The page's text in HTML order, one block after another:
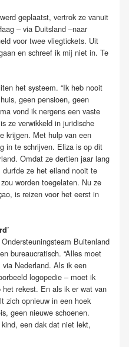
geplaatst, vertrok ze vanuit
– via Duitsland –naar
voor twee vliegtickets. Uit
en schreef ik mij niet in. Te
het systeem. “Ik heb nooit
geen pensioen, geen
vond ik nergens een vaste
ze verwikkeld in juridische
krijgen. Met hulp van een
in te schrijven. Eliza is op dit
Omdat ze dertien jaar lang
ze het eiland nooit te
worden toegelaten. Nu ze
is reizen voor het eerst in
Buitenland
bureaucratisch. “Alles moet
Nederland. Als ik een
logopedie – moet ik
rekest. En als ik er wat van
zich opnieuw in een hoek
geen nieuwe schoenen.
een dak dat niet lekt,